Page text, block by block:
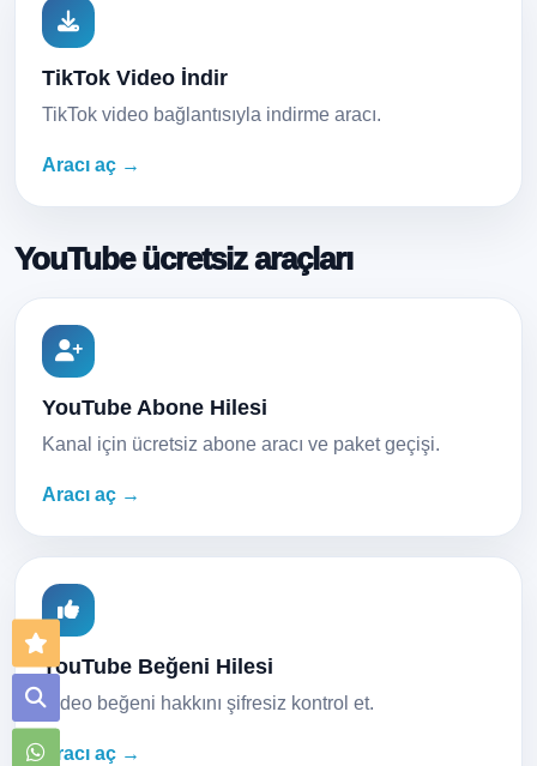
TikTok Video İndir
TikTok video bağlantısıyla indirme aracı.
Aracı aç →
YouTube ücretsiz araçları
YouTube Abone Hilesi
Kanal için ücretsiz abone aracı ve paket geçişi.
Aracı aç →
YouTube Beğeni Hilesi
Video beğeni hakkını şifresiz kontrol et.
Aracı aç →